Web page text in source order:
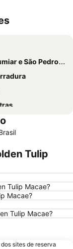
e São Pedro da Serra
Tulip
Tulip Macae?
Macae?
Tulip Macae?
sites de reserva